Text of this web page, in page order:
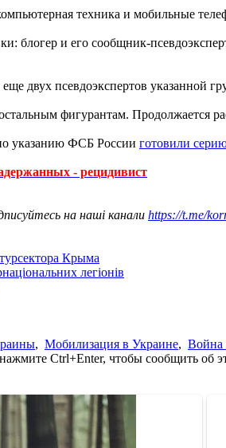
техника и мобильные
блогер и его сообщник-
двух псевдоэкспертов указанной
фигурантам. Продолжается
указанию ФСБ России готовили
- рецидивист
на наші канали https://t.me/
Крыма
легіонів
, Мобилизация в Украине, Война
Ctrl+Enter, чтобы сообщить об